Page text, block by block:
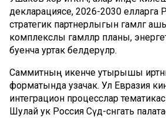
декларациясе, 2026-2030 елларга
стратегик партнерлыгын гамәлгә
комплекслы гамәлләр планы,
буенча уртак белдерүләр.
Саммитның икенче утырышы
форматында узачак. Ул Евразия
интеграцион процесслар
Шулай ук Россия Сәүдә-сәнәгать